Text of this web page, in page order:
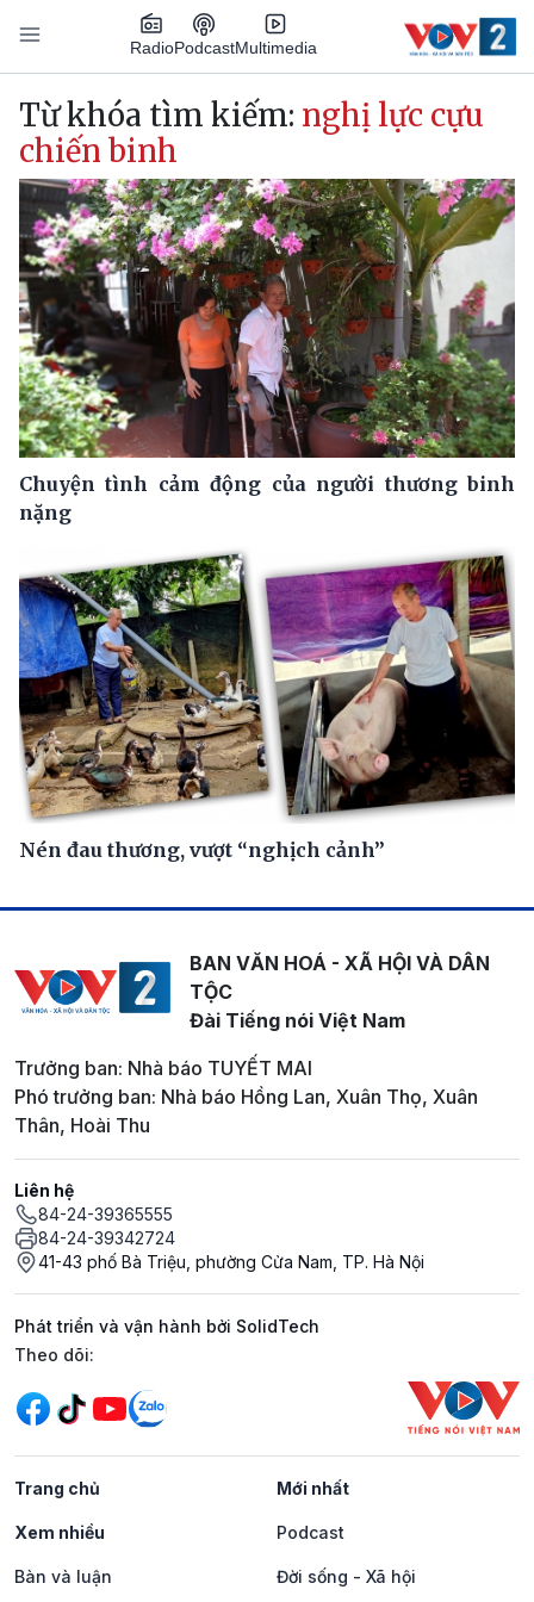
Nhảy đến nội dung
RadioPodcastMultimedia
Main navigation
Từ khóa tìm kiếm: nghị lực cựu
chiến binh
Chuyện tình cảm động của người thương binh
nặng
Nén đau thương, vượt “nghịch cảnh”
BAN VĂN HOÁ - XÃ HỘI VÀ DÂN
TỘC
Đài Tiếng nói Việt Nam
Trưởng ban: Nhà báo TUYẾT MAI
Phó trưởng ban: Nhà báo Hồng Lan, Xuân Thọ, Xuân
Thân, Hoài Thu
Liên hệ
84-24-39365555
84-24-39342724
41-43 phố Bà Triệu, phường Cửa Nam, TP. Hà Nội
Phát triển và vận hành bởi SolidTech
Mạng xã hội
Theo dõi:
Trang chủ Mới nhất
Xem nhiều Podcast
Bàn và luận Đời sống - Xã hội